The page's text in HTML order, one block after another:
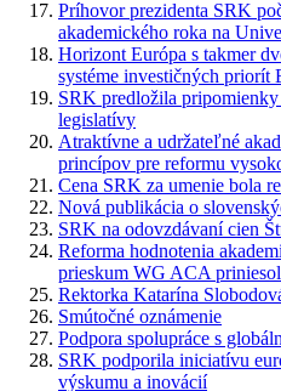
Príhovor prezidenta SRK
akademického roka na
Horizont Európa s takmer
systéme investičných priorít
SRK predložila
legislatívy
Atraktívne a udržateľné
princípov pre reformu
Cena SRK za umenie bola
Nová publikácia o
SRK na odovzdávaní cien
Reforma hodnotenia
prieskum WG ACA
Rektorka Katarína
Smútočné oznámenie
Podpora spolupráce s
SRK podporila iniciatívu
výskumu a inovácií